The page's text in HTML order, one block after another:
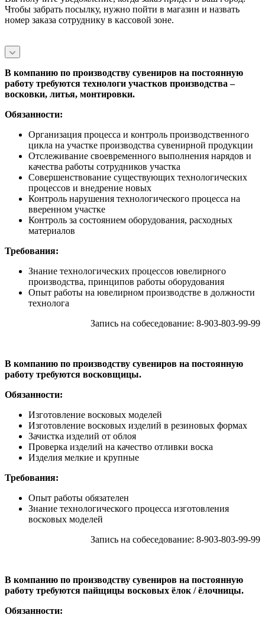
Чтобы забрать посылку, нужно пойти в магазин и назвать
номер заказа сотруднику в кассовой зоне.
В компанию по производству сувениров на постоянную
работу требуются технологи участков производства –
восковки, литья, монтировки.
Обязанности:
Организация процесса и контроль производственного
цикла на участке производства сувенирной продукции
Отслеживание своевременного выполнения нарядов и
качества работы сотрудников участка
Совершенствование существующих технологических
процессов и внедрение новых
Контроль нарушения технологического процесса на
вверенном участке
Контроль за состоянием оборудования, расходных
материалов
Требования:
Знание технологических процессов ювелирного
производства, принципов работы оборудования
Опыт работы на ювелирном производстве в должности
технолога
Запись на собеседование: 8-903-803-99-99
В компанию по производству сувениров на постоянную
работу требуются восковщицы.
Обязанности:
Изготовление восковых моделей
Изготовление восковых изделий в резиновых формах
Зачистка изделий от облоя
Проверка изделий на качество отливки воска
Изделия мелкие и крупные
Требования:
Опыт работы обязателен
Знание технологического процесса изготовления
восковых моделей
Запись на собеседование: 8-903-803-99-99
В компанию по производству сувениров на постоянную
работу требуются пайщицы восковых ёлок / ёлочницы.
Обязанности: